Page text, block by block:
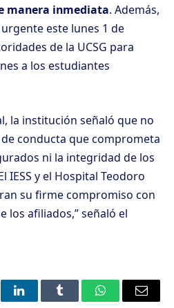
manera inmediata. Además,
este lunes 1 de
de la UCSG para
a los estudiantes
la institución señaló que no
conducta que comprometa
ni la integridad de los
IESS y el Hospital Teodoro
su firme compromiso con
los afiliados,” señaló el
LinkedInTumblr WhatsAppEmail